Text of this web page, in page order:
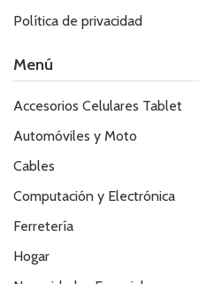
Política de privacidad
Menú
Accesorios Celulares Tablet
Automóviles y Moto
Cables
Computación y Electrónica
Ferretería
Hogar